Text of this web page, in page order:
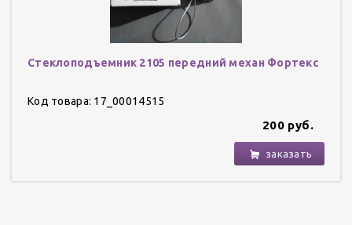
Стеклоподъемник 2105 передний механ Фортекс
Код товара: 17_00014515
200 руб.
заказать